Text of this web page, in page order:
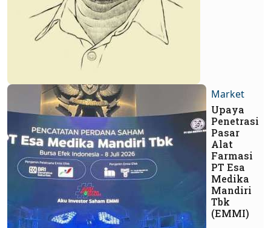
Market
Upaya
Penetrasi
Pasar
Alat
Farmasi
PT Esa
Medika
Mandiri
Tbk
(EMMI)